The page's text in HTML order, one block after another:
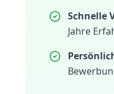
Schnelle
Jahre